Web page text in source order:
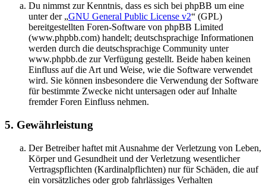
Du nimmst zur Kenntnis, dass es sich bei phpBB um eine
unter der „GNU General Public License v2“ (GPL)
bereitgestellten Foren-Software von phpBB Limited
(www.phpbb.com) handelt; deutschsprachige Informationen
werden durch die deutschsprachige Community unter
www.phpbb.de zur Verfügung gestellt. Beide haben keinen
Einfluss auf die Art und Weise, wie die Software verwendet
wird. Sie können insbesondere die Verwendung der Software
für bestimmte Zwecke nicht untersagen oder auf Inhalte
fremder Foren Einfluss nehmen.
5. Gewährleistung
Der Betreiber haftet mit Ausnahme der Verletzung von Leben,
Körper und Gesundheit und der Verletzung wesentlicher
Vertragspflichten (Kardinalpflichten) nur für Schäden, die auf
ein vorsätzliches oder grob fahrlässiges Verhalten